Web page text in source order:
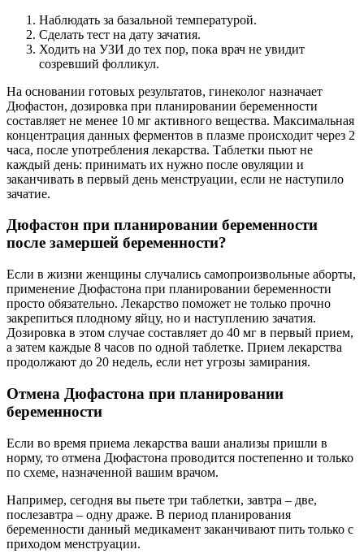
Наблюдать за базальной температурой.
Сделать тест на дату зачатия.
Ходить на УЗИ до тех пор, пока врач не увидит
созревший фолликул.
На основании готовых результатов, гинеколог назначает
Дюфастон, дозировка при планировании беременности
составляет не менее 10 мг активного вещества. Максимальная
концентрация данных ферментов в плазме происходит через 2
часа, после употребления лекарства. Таблетки пьют не
каждый день: принимать их нужно после овуляции и
заканчивать в первый день менструации, если не наступило
зачатие.
Дюфастон при планировании беременности
после замершей беременности?
Если в жизни женщины случались самопроизвольные аборты,
применение Дюфастона при планировании беременности
просто обязательно. Лекарство поможет не только прочно
закрепиться плодному яйцу, но и наступлению зачатия.
Дозировка в этом случае составляет до 40 мг в первый прием,
а затем каждые 8 часов по одной таблетке. Прием лекарства
продолжают до 20 недель, если нет угрозы замирания.
Отмена Дюфастона при планировании
беременности
Если во время приема лекарства ваши анализы пришли в
норму, то отмена Дюфастона проводится постепенно и только
по схеме, назначенной вашим врачом.
Например, сегодня вы пьете три таблетки, завтра – две,
послезавтра – одну драже. В период планирования
беременности данный медикамент заканчивают пить только с
приходом менструации.